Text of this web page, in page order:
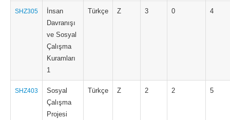
SHZ305
İnsan
Davranışı
ve Sosyal
Çalışma
Kuramları
1
Türkçe Z 3 0 4
SHZ403
Sosyal
Çalışma
Projesi
Türkçe Z 2 2 5